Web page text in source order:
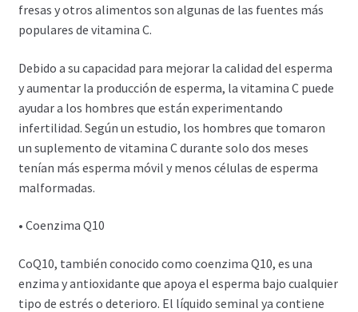
fresas y otros alimentos son algunas de las fuentes más
populares de vitamina C.
Debido a su capacidad para mejorar la calidad del esperma
y aumentar la producción de esperma, la vitamina C puede
ayudar a los hombres que están experimentando
infertilidad. Según un estudio, los hombres que tomaron
un suplemento de vitamina C durante solo dos meses
tenían más esperma móvil y menos células de esperma
malformadas.
• Coenzima Q10
CoQ10, también conocido como coenzima Q10, es una
enzima y antioxidante que apoya el esperma bajo cualquier
tipo de estrés o deterioro. El líquido seminal ya contiene